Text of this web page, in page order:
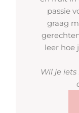
passie
graag
leer hoe
Wil je